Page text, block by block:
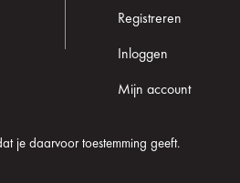
je daarvoor toestemming geeft.
Registreren
Inloggen
Mijn account
verklaring Cookie informatie